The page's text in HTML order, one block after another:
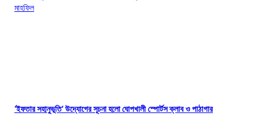
‘ইফতার সহানুভূতি’ উদ্যোগের সূচনা হলো ঘোপখালী স্পোর্টস ক্লাব ও পাঠাগার